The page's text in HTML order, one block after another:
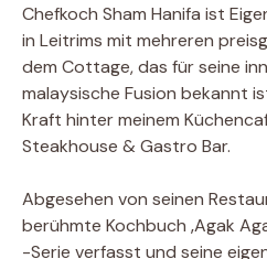
Chefkoch Sham Hanifa ist
in Leitrims mit mehreren
dem Cottage, das für seine
malaysische Fusion bekannt
Kraft hinter meinem
Steakhouse & Gastro Bar.
Abgesehen von seinen
berühmte Kochbuch ‚Agak
-Serie verfasst und seine